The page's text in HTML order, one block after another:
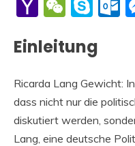
Yahoo
Einleitung
Ricarda Lang Gewicht:
dass nicht nur die
diskutiert werden,
Lang, eine deutsche